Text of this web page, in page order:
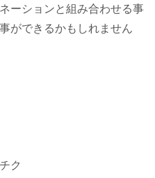
ーションと組み合わせる事
ができるかもしれません
ク